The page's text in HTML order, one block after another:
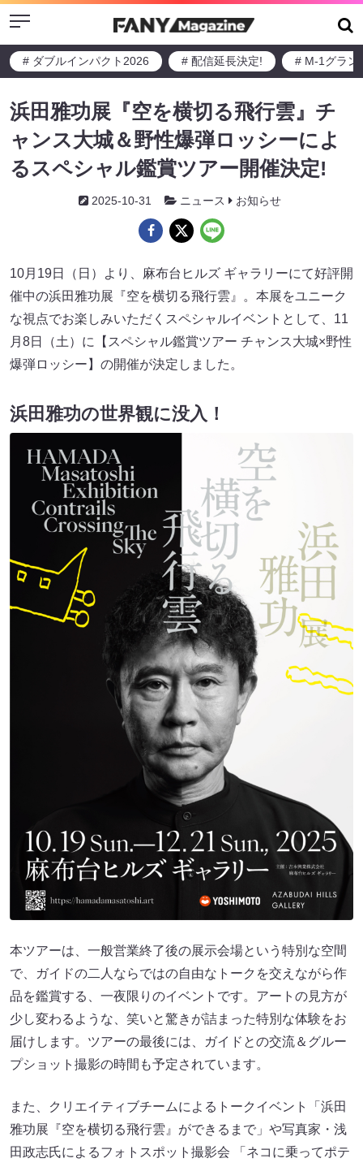
Menu
# ダブルインパクト2026 # 配信延長決定! # M-1グラン
浜田雅功展『空を横切る飛行雲』チ
ャンス大城＆野性爆弾ロッシーによ
るスペシャル鑑賞ツアー開催決定!
2025-10-31 ニュース お知らせ
10月19日（日）より、麻布台ヒルズ ギャラリーにて好評開
催中の浜田雅功展『空を横切る飛行雲』。本展をユニーク
な視点でお楽しみいただくスペシャルイベントとして、11
月8日（土）に【スペシャル鑑賞ツアー チャンス大城×野性
爆弾ロッシー】の開催が決定しました。
浜田雅功の世界観に没入！
本ツアーは、一般営業終了後の展示会場という特別な空間
で、ガイドの二人ならではの自由なトークを交えながら作
品を鑑賞する、一夜限りのイベントです。アートの見方が
少し変わるような、笑いと驚きが詰まった特別な体験をお
届けします。ツアーの最後には、ガイドとの交流＆グルー
プショット撮影の時間も予定されています。
また、クリエイティブチームによるトークイベント「浜田
雅功展『空を横切る飛行雲』ができるまで」や写真家・浅
田政志氏によるフォトスポット撮影会 「ネコに乗ってポテ